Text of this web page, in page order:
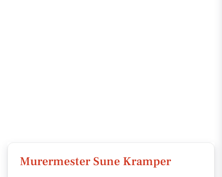
Murermester Sune Kramper